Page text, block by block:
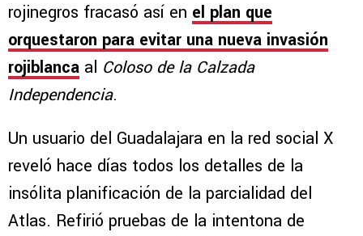
rojinegros fracasó así en el plan que
orquestaron para evitar una nueva invasión
rojiblanca al Coloso de la Calzada
Independencia.
Un usuario del Guadalajara en la red social X
reveló hace días todos los detalles de la
insólita planificación de la parcialidad del
Atlas. Refirió pruebas de la intentona de